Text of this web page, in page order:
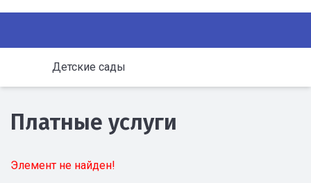
Детские сады
Платные услуги
Элемент не найден!